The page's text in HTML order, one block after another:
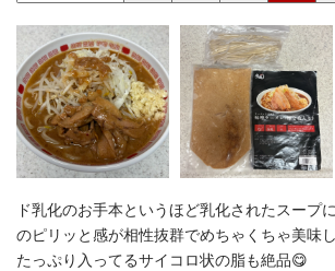
ド乳化のお手本というほど乳化されたスープ
のピリッと感が相性抜群でめちゃくちゃ美味
たっぷり入ってるサイコロ状の脂も絶品😋